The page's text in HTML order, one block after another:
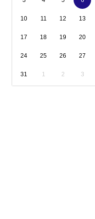
10 11 12 13
17 18 19 20
24 25 26 27
31 1 2 3